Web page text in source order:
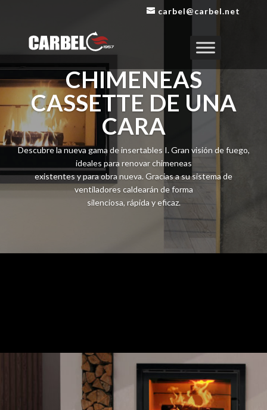
carbel@carbel.net
CHIMENEAS
CASSETTE DE UNA
CARA
Descubre la nueva gama de insertables I. Gran visión de fuego,
ideales para renovar chimeneas
existentes y para obra nueva. Gracias a su sistema de
ventiladores caldearán de forma
silenciosa, rápida y eficaz.
Reproductor